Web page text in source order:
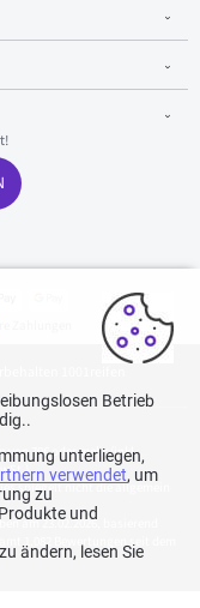
Zahlungen
1001reifen
von 70€ oder mehr (inkl.
spiegelt nicht die allgemein
am 23.02.2026, basierend
1.082 Bewertungen seit dem
Betrieb
unterliegen,
verwendet, um
zu
und
ändern, lesen Sie